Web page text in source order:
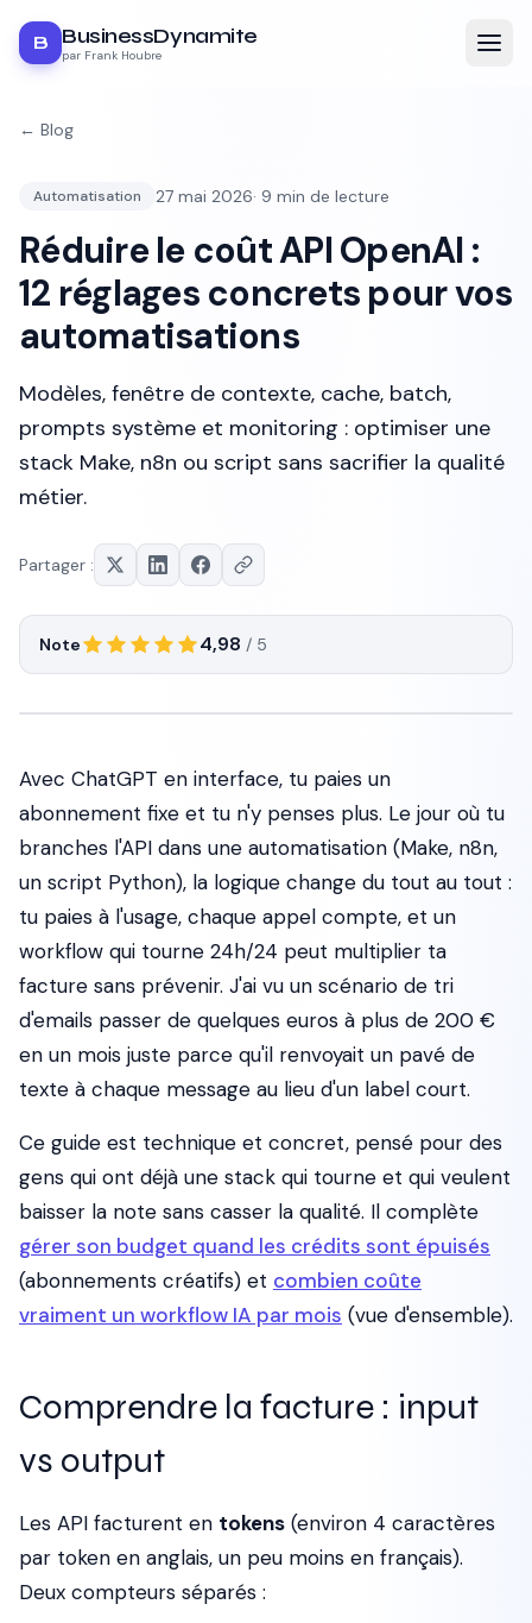
B BusinessDynamite
par Frank Houbre
← Blog
Automatisation 27 mai 2026· 9 min de lecture
Réduire le coût API OpenAI :
12 réglages concrets pour vos
automatisations
Modèles, fenêtre de contexte, cache, batch,
prompts système et monitoring : optimiser une
stack Make, n8n ou script sans sacrifier la qualité
métier.
Partager :
Note 4,98 / 5
Avec ChatGPT en interface, tu paies un
abonnement fixe et tu n'y penses plus. Le jour où tu
branches l'API dans une automatisation (Make, n8n,
un script Python), la logique change du tout au tout :
tu paies à l'usage, chaque appel compte, et un
workflow qui tourne 24h/24 peut multiplier ta
facture sans prévenir. J'ai vu un scénario de tri
d'emails passer de quelques euros à plus de 200 €
en un mois juste parce qu'il renvoyait un pavé de
texte à chaque message au lieu d'un label court.
Ce guide est technique et concret, pensé pour des
gens qui ont déjà une stack qui tourne et qui veulent
baisser la note sans casser la qualité. Il complète
gérer son budget quand les crédits sont épuisés
(abonnements créatifs) et combien coûte
vraiment un workflow IA par mois (vue d'ensemble).
Comprendre la facture : input
vs output
Les API facturent en tokens (environ 4 caractères
par token en anglais, un peu moins en français).
Deux compteurs séparés :